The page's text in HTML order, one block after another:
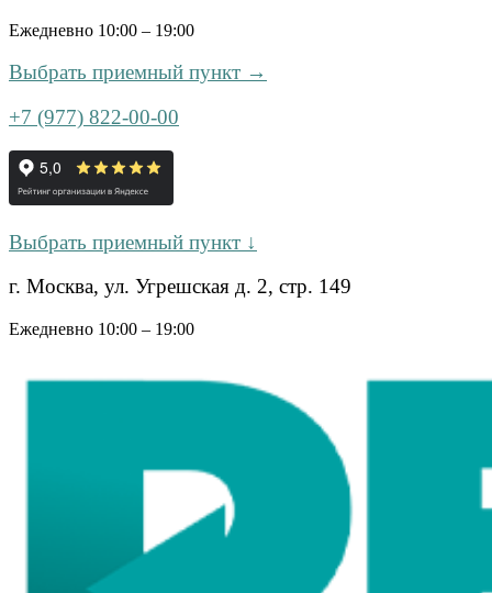
Ежедневно 10:00 – 19:00
Выбрать приемный пункт →
+7 (977) 822-00-00
Выбрать приемный пункт ↓
г. Москва, ул. Угрешская д. 2, стр. 149
Ежедневно 10:00 – 19:00